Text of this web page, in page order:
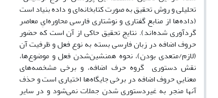
تحلیلی و روش تحقیق به صورت کتابخانه‌ای و داده بنیاد است
(داده‌ها از منابع گفتاری و نوشتاری فارسی محاوره‌ایِ معاصر
گردآوری شده‌اند). نتایج تحقیق حاکی از آن است که حضور
حروف اضافه در زبان فارسی بسته به نوع فعل و ظرفیت آن
(لازم/متعدی بودن)، نحوه همنشین‌شدن فعل و موضوع‌ها،
نقش دستوری گروه حرف اضافه، و برخی مشخصه‌های
معناییِ حروف اضافه در برخی جایگاه‌ها اختیاری است و حذف
آنها منجر به غیردستوری شدن جملات نمی‌شود و در سایر